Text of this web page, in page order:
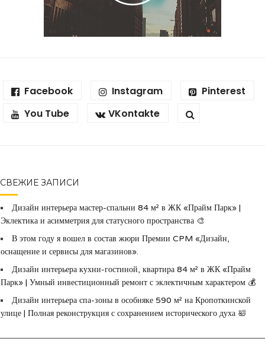
Facebook Instagram
Pinterest
You Tube
VKontakte
СВЕЖИЕ ЗАПИСИ
Дизайн интерьера мастер-спальни 84 м² в ЖК «Прайм Парк» |
Эклектика и асимметрия для статусного пространства 🎨
В этом году я вошел в состав жюри Премии CPM «Дизайн,
оснащение и сервисы для магазинов».
Дизайн интерьера кухни-гостиной, квартира 84 м² в ЖК «Прайм
Парк» | Умный инвестиционный ремонт с эклектичным характером 💰
Дизайн интерьера спа-зоны в особняке 590 м² на Кропоткинской
улице | Полная реконструкция с сохранением исторического духа 🛀